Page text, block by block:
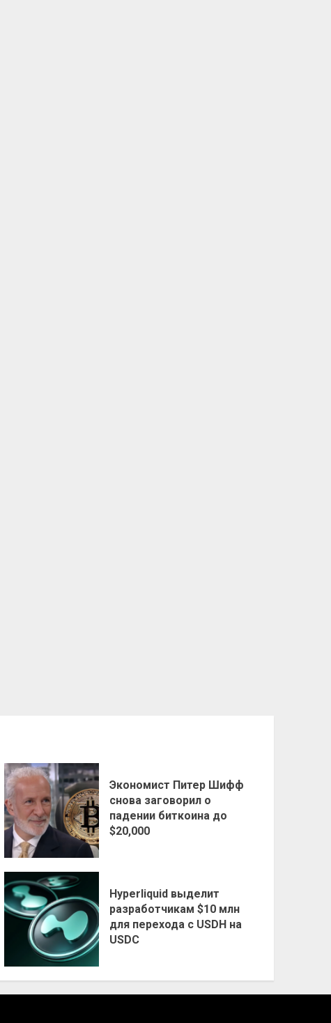
Экономист Питер Шифф
снова заговорил о
падении биткоина до
$20,000
Hyperliquid выделит
разработчикам $10 млн
для перехода с USDH на
USDC